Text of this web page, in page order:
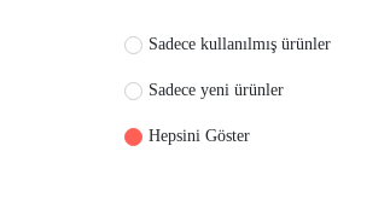
Dal Budama Makinesi
Toprak Burgu Makinesi
Sadece kullanılmış ürünler
Sadece yeni ürünler
Hepsini Göster